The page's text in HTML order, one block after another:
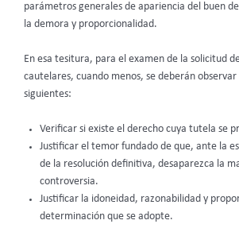
parámetros generales de apariencia del buen
la demora y proporcionalidad.
En esa tesitura, para el examen de la solicitud
cautelares, cuando menos, se deberán
siguientes:
Verificar si existe el derecho cuya tutela se
Justificar el temor fundado de que, ante la
de la resolución definitiva, desaparezca la
controversia.
Justificar la idoneidad, razonabilidad y
determinación que se adopte.